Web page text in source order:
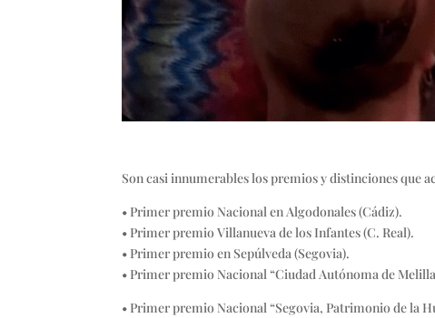
Son casi innumerables los premios y distinciones que
• Primer premio Nacional en Algodonales (Cádiz).
• Primer premio Villanueva de los Infantes (C. Real).
• Primer premio en Sepúlveda (Segovia).
• Primer premio Nacional “Ciudad Autónoma de
• Primer premio Nacional “Segovia, Patrimonio de la